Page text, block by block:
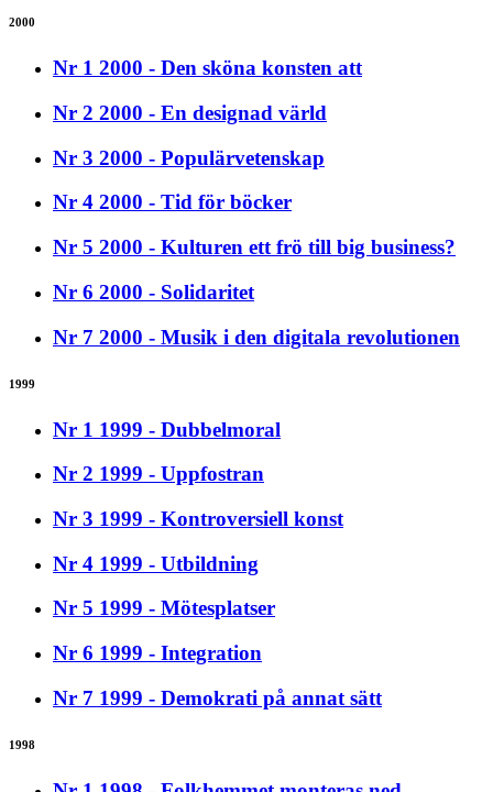
2000
Nr 1 2000 - Den sköna konsten att
Nr 2 2000 - En designad värld
Nr 3 2000 - Populärvetenskap
Nr 4 2000 - Tid för böcker
Nr 5 2000 - Kulturen ett frö till big business?
Nr 6 2000 - Solidaritet
Nr 7 2000 - Musik i den digitala revolutionen
1999
Nr 1 1999 - Dubbelmoral
Nr 2 1999 - Uppfostran
Nr 3 1999 - Kontroversiell konst
Nr 4 1999 - Utbildning
Nr 5 1999 - Mötesplatser
Nr 6 1999 - Integration
Nr 7 1999 - Demokrati på annat sätt
1998